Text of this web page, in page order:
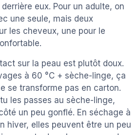
eux. Pour un adulte, on
une seule, mais deux
les cheveux, une pour le
sur la peau est plutôt doux.
à 60 °C + sèche-linge, ça
se transforme pas en carton.
les passes au sèche-linge,
un peu gonflé. En séchage à
hiver, elles peuvent être un peu